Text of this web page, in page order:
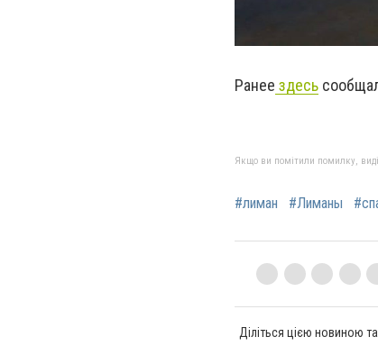
Ранее здесь
Якщо ви помітили помилку,
#лиман #Лиманы
Діліться цією новиною